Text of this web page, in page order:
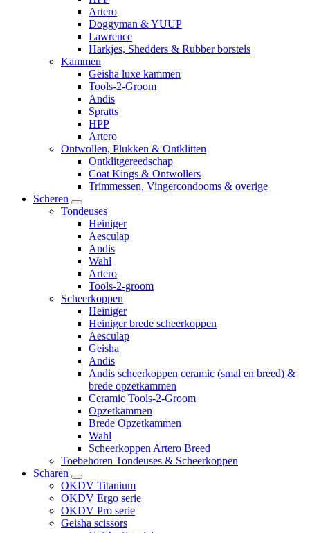
Artero
Doggyman & YUUP
Lawrence
Harkjes, Shedders & Rubber borstels
Kammen
Geisha luxe kammen
Tools-2-Groom
Andis
Spratts
HPP
Artero
Ontwollen, Plukken & Ontklitten
Ontklitgereedschap
Coat Kings & Ontwollers
Trimmessen, Vingercondooms & overige
Scheren
Tondeuses
Heiniger
Aesculap
Andis
Wahl
Artero
Tools-2-groom
Scheerkoppen
Heiniger
Heiniger brede scheerkoppen
Aesculap
Geisha
Andis
Andis scheerkoppen ceramic (smal en breed) &
brede opzetkammen
Ceramic Tools-2-Groom
Opzetkammen
Brede Opzetkammen
Wahl
Scheerkoppen Artero Breed
Toebehoren Tondeuses & Scheerkoppen
Scharen
OKDV Titanium
OKDV Ergo serie
OKDV Pro serie
Geisha scissors